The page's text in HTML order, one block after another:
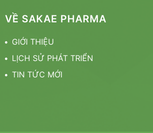
VỀ SAKAE PHARMA
GIỚI THIỆU
LỊCH SỬ PHÁT TRIỂN
TIN TỨC MỚI